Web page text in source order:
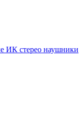
ИК стерео наушники